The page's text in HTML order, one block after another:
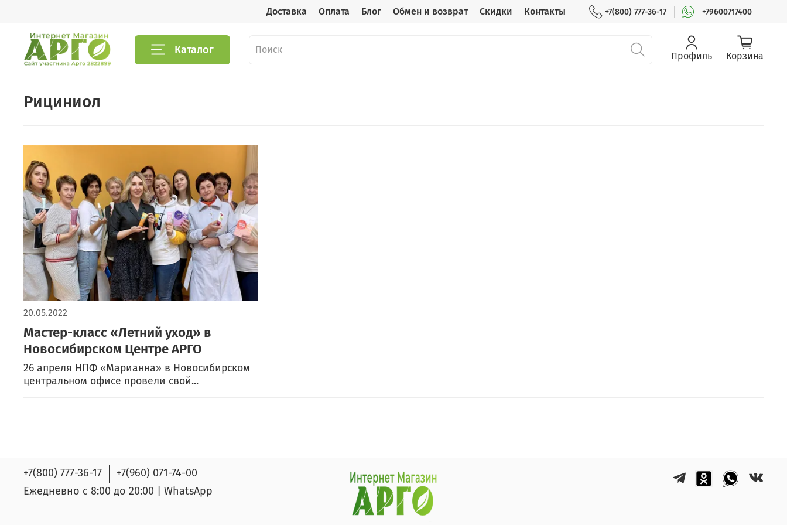
Доставка Оплата Блог Обмен и возврат Скидки Контакты +7(800) 777-36-17 +79600717400
Каталог Профиль Корзина
Рициниол
20.05.2022
Мастер-класс «Летний уход» в
Новосибирском Центре АРГО
26 апреля НПФ «Марианна» в Новосибирском
центральном офисе провели свой...
+7(800) 777-36-17
+7(960) 071-74-00
Ежедневно с 8:00 до 20:00 | WhatsApp